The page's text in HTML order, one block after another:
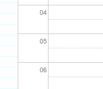
04
05
06